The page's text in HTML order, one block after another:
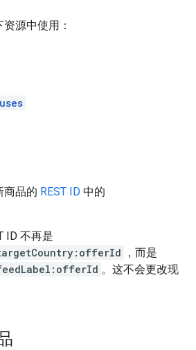
源中使用：
商品的 REST ID 中的
ID 不再是
，而是
。这不会更改现